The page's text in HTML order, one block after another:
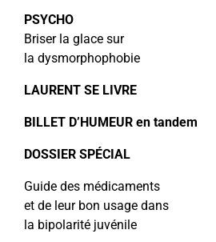
PSYCHO
Briser la glace sur
la dysmorphophobie
LAURENT SE LIVRE
BILLET D’HUMEUR en tandem
DOSSIER SPÉCIAL
Guide des médicaments
et de leur bon usage dans
la bipolarité juvénile